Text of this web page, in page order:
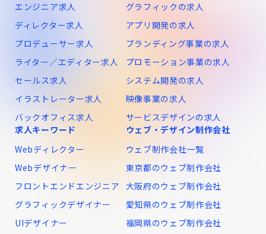
エンジニア求人
ディレクター求人
プロデューサー求人
ライター／エディター求人
セールス求人
イラストレーター求人
バックオフィス求人
グラフィックの求人
アプリ開発の求人
ブランディング事業の求人
プロモーション事業の求人
システム開発の求人
映像事業の求人
サービスデザインの求人
求人キーワード
Webディレクター
Webデザイナー
フロントエンドエンジニア
グラフィックデザイナー
UIデザイナー
ウェブ・デザイン制作会社
ウェブ制作会社一覧
東京都のウェブ制作会社
大阪府のウェブ制作会社
愛知県のウェブ制作会社
福岡県のウェブ制作会社